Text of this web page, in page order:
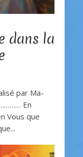
dans la
par Ma-
En
Vous que